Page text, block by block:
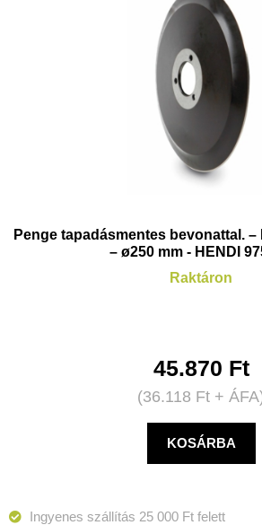
Penge tapadásmentes bevonattal. –
– ø250 mm - HENDI
Raktáron
45.870 Ft
(36.118 Ft +
KOSÁRBA
Ingyenes szállítás 25 000 Ft felett